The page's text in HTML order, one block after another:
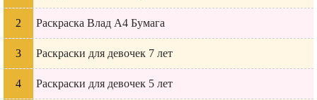
Раскраска Влад А4 Бумага
Раскраски для девочек 7 лет
Раскраски для девочек 5 лет